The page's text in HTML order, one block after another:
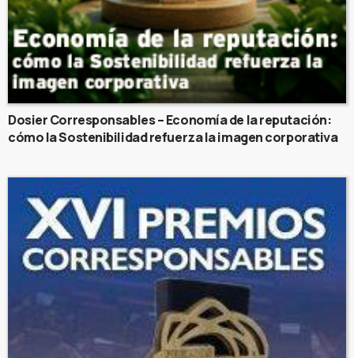
Dosier Corresponsables – Economía de la reputación:
cómo la Sostenibilidad refuerza la imagen corporativa